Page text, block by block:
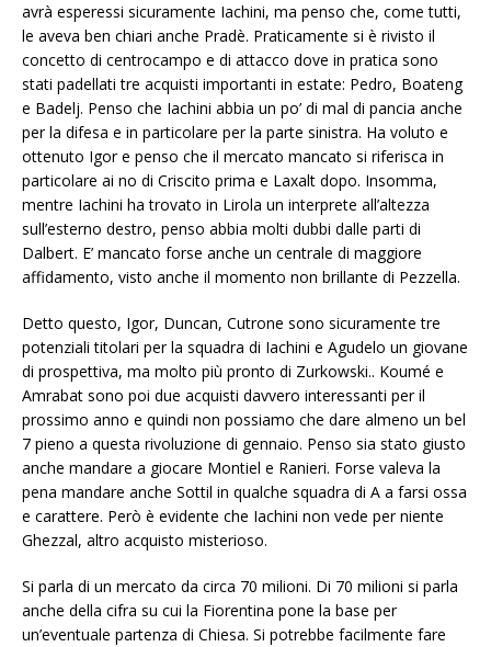
avrà esperessi sicuramente Iachini, ma penso che, come tutti,
le aveva ben chiari anche Pradè. Praticamente si è rivisto il
concetto di centrocampo e di attacco dove in pratica sono
stati padellati tre acquisti importanti in estate: Pedro, Boateng
e Badelj. Penso che Iachini abbia un po’ di mal di pancia anche
per la difesa e in particolare per la parte sinistra. Ha voluto e
ottenuto Igor e penso che il mercato mancato si riferisca in
particolare ai no di Criscito prima e Laxalt dopo. Insomma,
mentre Iachini ha trovato in Lirola un interprete all’altezza
sull’esterno destro, penso abbia molti dubbi dalle parti di
Dalbert. E’ mancato forse anche un centrale di maggiore
affidamento, visto anche il momento non brillante di Pezzella.
Detto questo, Igor, Duncan, Cutrone sono sicuramente tre
potenziali titolari per la squadra di Iachini e Agudelo un giovane
di prospettiva, ma molto più pronto di Zurkowski.. Koumé e
Amrabat sono poi due acquisti davvero interessanti per il
prossimo anno e quindi non possiamo che dare almeno un bel
7 pieno a questa rivoluzione di gennaio. Penso sia stato giusto
anche mandare a giocare Montiel e Ranieri. Forse valeva la
pena mandare anche Sottil in qualche squadra di A a farsi ossa
e carattere. Però è evidente che Iachini non vede per niente
Ghezzal, altro acquisto misterioso.
Si parla di un mercato da circa 70 milioni. Di 70 milioni si parla
anche della cifra su cui la Fiorentina pone la base per
un’eventuale partenza di Chiesa. Si potrebbe facilmente fare